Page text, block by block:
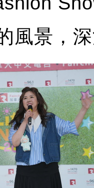
風景，